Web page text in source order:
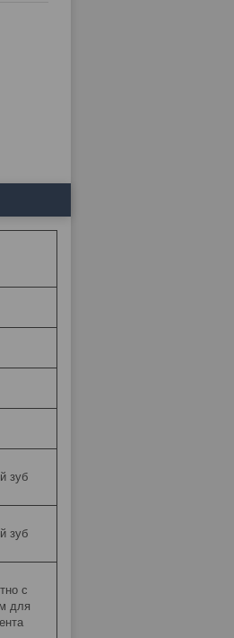
зуб
зуб
с
для